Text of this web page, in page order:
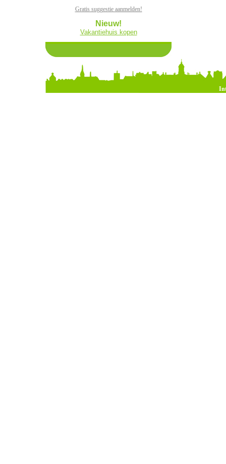
Gratis suggestie aanmelden!
Nieuw!
Vakantiehuis kopen